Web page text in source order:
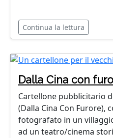
Continua la lettura
Dalla Cina con
Cartellone pubblicitario
(Dalla Cina Con Furore),
fotografato in un
ad un teatro/cinema